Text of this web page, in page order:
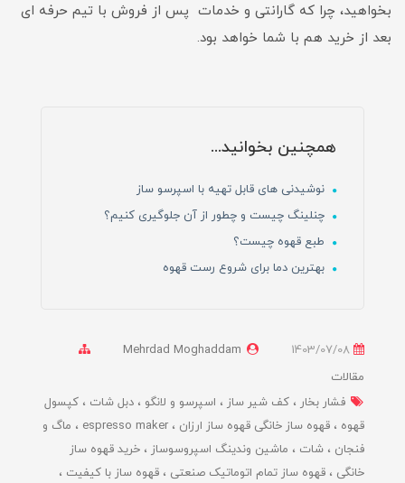
بخواهید، چرا که گارانتی و خدمات پس از فروش با تیم حرفه ای
بعد از خرید هم با شما خواهد بود.
همچنین بخوانید...
نوشیدنی های قابل تهیه با اسپرسو ساز
چنلینگ چیست و چطور از آن جلوگیری کنیم؟
طبع قهوه چیست؟
بهترین دما برای شروع رست قهوه
Mehrdad Moghaddam
مقالات
فشار بخار
کف شیر ساز اسپرسو و لانگو دبل شات
کپسول
قهوه
قهوه ساز خانگی قهوه ساز ارزان espresso maker
ماگ و
فنجان
شات ماشین وندینگ اسپروسوساز
خرید قهوه ساز
خانگی
قهوه ساز تمام اتوماتیک صنعتی
قهوه ساز با کیفیت